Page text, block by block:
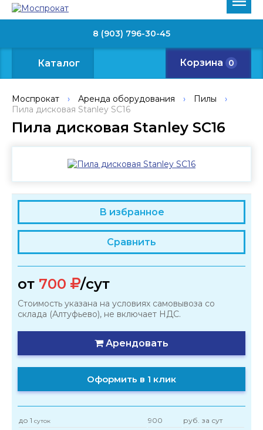
8 (903) 796-30-45
Каталог Корзина 0
Моспрокат › Аренда оборудования › Пилы
›
Пила дисковая Stanley SC16
Пила дисковая Stanley SC16
В избранное
Сравнить
от 700 /сут
Стоимость указана на условиях самовывоза со
склада (Алтуфьево), не включает НДС.
Арендовать
Оформить в 1 клик
до 1 суток 900
руб. за сут